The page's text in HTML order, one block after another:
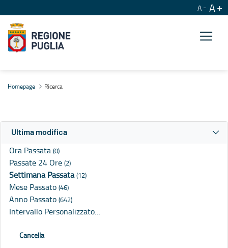
A A
Homepage Ricerca
Ultima modifica
Ora Passata (0)
Passate 24 Ore (2)
Settimana Passata(12)
Mese Passato (46)
Anno Passato (642)
Intervallo Personalizzato…
Cancella